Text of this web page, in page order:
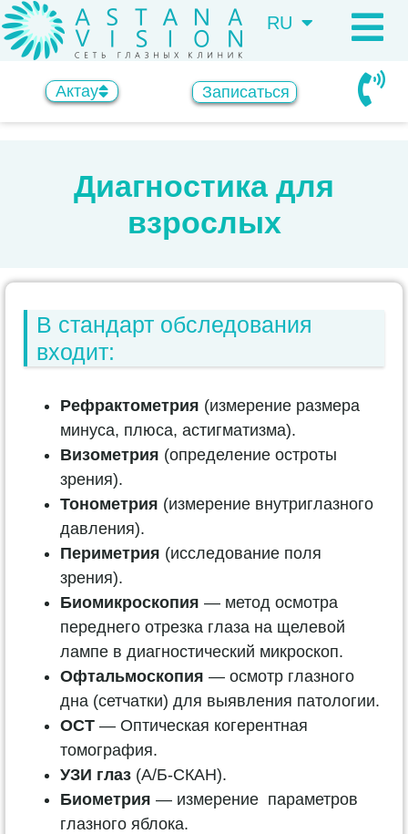
RU
KZ
Актау Записаться
Диагностика для
взрослых
В стандарт обследования
входит:
Рефрактометрия (измерение размера
минуса, плюса, астигматизма).
Визометрия (определение остроты
зрения).
Тонометрия (измерение внутриглазного
давления).
Периметрия (исследование поля
зрения).
Биомикроскопия — метод осмотра
переднего отрезка глаза на щелевой
лампе в диагностический микроскоп.
Офтальмоскопия — осмотр глазного
дна (сетчатки) для выявления патологии.
OCT — Оптическая когерентная
томография.
УЗИ глаз (А/Б-СКАН).
Биометрия — измерение параметров
глазного яблока.